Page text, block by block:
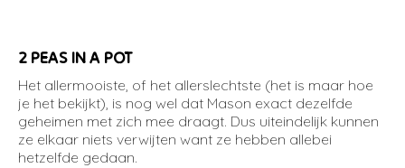
2 PEAS IN A POT
Het allermooiste, of het allerslechtste (het is maar hoe
je het bekijkt), is nog wel dat Mason exact dezelfde
geheimen met zich mee draagt. Dus uiteindelijk kunnen
ze elkaar niets verwijten want ze hebben allebei
hetzelfde gedaan.